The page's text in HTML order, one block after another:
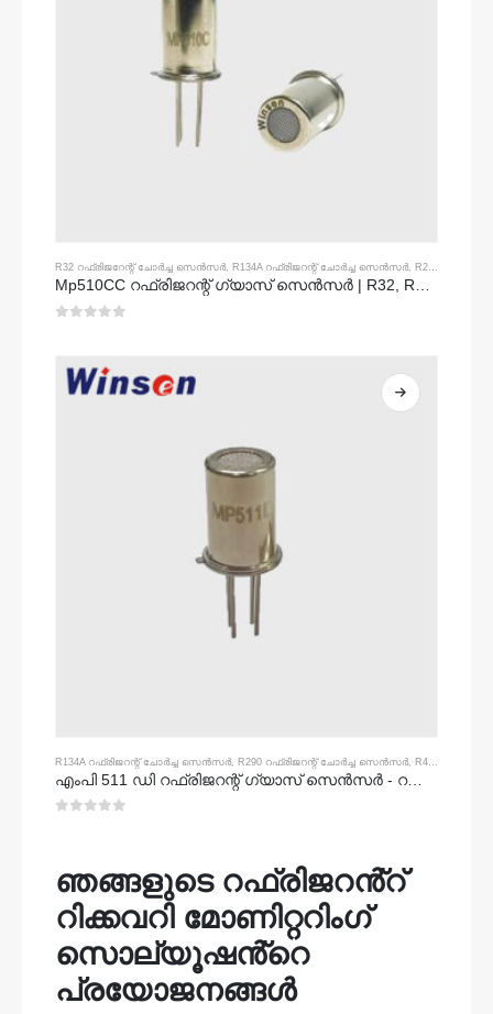
R32 റഫ്രിജറേന്റ് ചോർച്ച സെൻസർ, R134A റഫ്രിജറന്റ് ചോർച്ച സെൻസർ, R290 റഫ്രിജറന്റ് ചോർച്ച സെൻസർ
R134A റഫ്രിജറന്റ് ചോർച്ച സെൻസർ, R290 റഫ്രിജറന്റ് ചോർച്ച സെൻസർ, R454B റഫ്രിജറന്റ് ചോർച്ച സെൻസർ
എംപി 511 ഡി റഫ്രിജറന്റ് ഗ്യാസ് സെൻസർ - റഫ്രിജറേന്റ് ചോർച്ച കണ്ടെത്തലിനായി അർദ്ധവിരാമരം അടിസ്ഥാനമാക്കിയുള്ള സെൻസർ
ഞങ്ങളുടെ റഫ്രിജറൻ്റ്
റിക്കവറി മോണിറ്ററിംഗ്
സൊല്യൂഷൻ്റെ
പ്രയോജനങ്ങൾ